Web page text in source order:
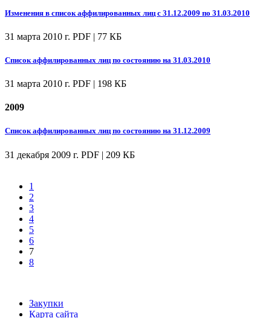
Изменения в список аффилированных лиц с 31.12.2009 по 31.03.2010
31 марта 2010 г. PDF | 77 КБ
Список аффилированных лиц по состоянию на 31.03.2010
31 марта 2010 г. PDF | 198 КБ
2009
Список аффилированных лиц по состоянию на 31.12.2009
31 декабря 2009 г. PDF | 209 КБ
1
2
3
4
5
6
7
8
Закупки
Карта сайта